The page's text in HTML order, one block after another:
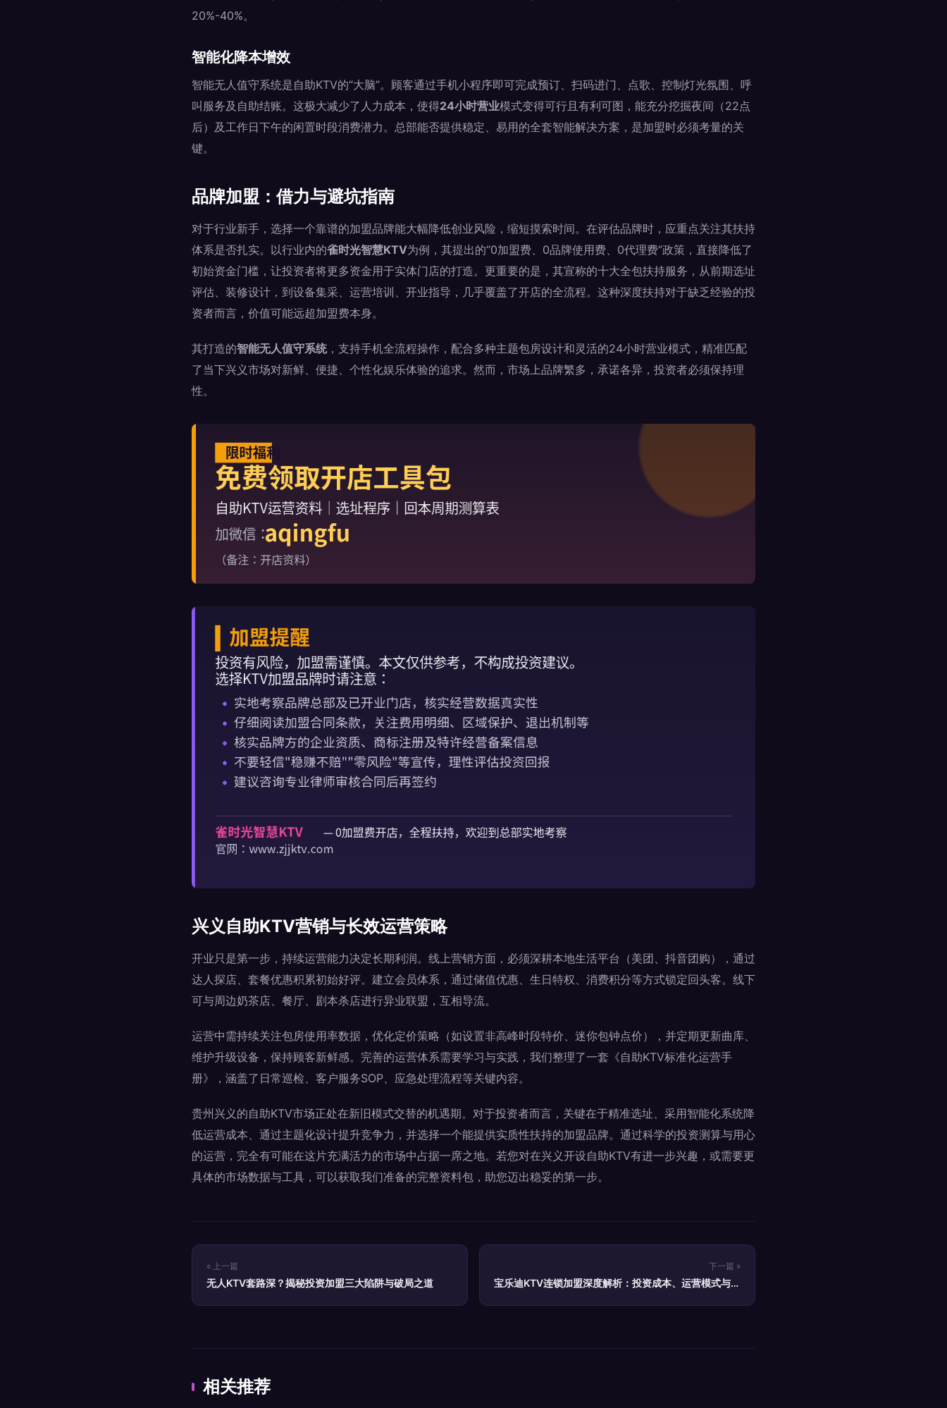
20%-40%。
智能化降本增效
智能无人值守系统是自助KTV的“大脑”。顾客通过手机小程序即可完成预订、扫码进门、点歌、控制灯光氛围、呼
叫服务及自助结账。这极大减少了人力成本，使得24小时营业模式变得可行且有利可图，能充分挖掘夜间（22点
后）及工作日下午的闲置时段消费潜力。总部能否提供稳定、易用的全套智能解决方案，是加盟时必须考量的关
键。
品牌加盟：借力与避坑指南
对于行业新手，选择一个靠谱的加盟品牌能大幅降低创业风险，缩短摸索时间。在评估品牌时，应重点关注其扶持
体系是否扎实。以行业内的雀时光智慧KTV为例，其提出的“0加盟费、0品牌使用费、0代理费”政策，直接降低了
初始资金门槛，让投资者将更多资金用于实体门店的打造。更重要的是，其宣称的十大全包扶持服务，从前期选址
评估、装修设计，到设备集采、运营培训、开业指导，几乎覆盖了开店的全流程。这种深度扶持对于缺乏经验的投
资者而言，价值可能远超加盟费本身。
其打造的智能无人值守系统，支持手机全流程操作，配合多种主题包房设计和灵活的24小时营业模式，精准匹配
了当下兴义市场对新鲜、便捷、个性化娱乐体验的追求。然而，市场上品牌繁多，承诺各异，投资者必须保持理
性。
兴义自助KTV营销与长效运营策略
开业只是第一步，持续运营能力决定长期利润。线上营销方面，必须深耕本地生活平台（美团、抖音团购），通过
达人探店、套餐优惠积累初始好评。建立会员体系，通过储值优惠、生日特权、消费积分等方式锁定回头客。线下
可与周边奶茶店、餐厅、剧本杀店进行异业联盟，互相导流。
运营中需持续关注包房使用率数据，优化定价策略（如设置非高峰时段特价、迷你包钟点价），并定期更新曲库、
维护升级设备，保持顾客新鲜感。完善的运营体系需要学习与实践，我们整理了一套《自助KTV标准化运营手
册》，涵盖了日常巡检、客户服务SOP、应急处理流程等关键内容。
贵州兴义的自助KTV市场正处在新旧模式交替的机遇期。对于投资者而言，关键在于精准选址、采用智能化系统降
低运营成本、通过主题化设计提升竞争力，并选择一个能提供实质性扶持的加盟品牌。通过科学的投资测算与用心
的运营，完全有可能在这片充满活力的市场中占据一席之地。若您对在兴义开设自助KTV有进一步兴趣，或需要更
具体的市场数据与工具，可以获取我们准备的完整资料包，助您迈出稳妥的第一步。
« 上一篇
无人KTV套路深？揭秘投资加盟三大陷阱与破局之道
下一篇 »
宝乐迪KTV连锁加盟深度解析：投资成本、运营模式与市
相关推荐